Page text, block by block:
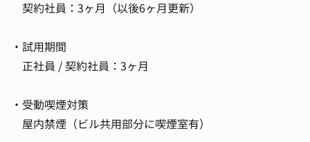
契約社員：3ヶ月（以後6ヶ月更新）
・試用期間
正社員 / 契約社員：3ヶ月
・受動喫煙対策
屋内禁煙（ビル共用部分に喫煙室有）